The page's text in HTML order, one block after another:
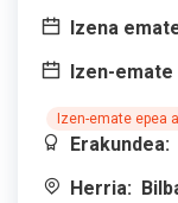
Izena
Izen-emate
Izen-emate epea
Erakundea:
Herria: